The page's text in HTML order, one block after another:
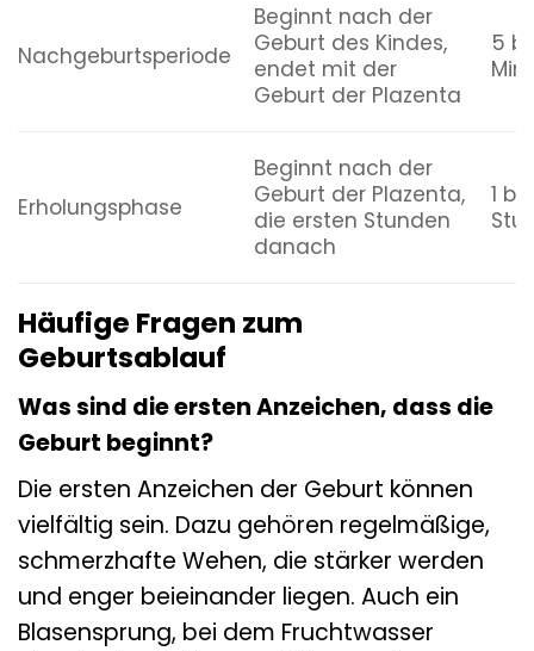
Nachgeburtsperiode
Beginnt nach der
Geburt des Kindes,
endet mit der
Geburt der Plazenta
5
Erholungsphase
Beginnt nach der
Geburt der Plazenta,
die ersten Stunden
danach
1
Häufige Fragen zum
Geburtsablauf
Was sind die ersten Anzeichen, dass die
Geburt beginnt?
Die ersten Anzeichen der Geburt können
vielfältig sein. Dazu gehören regelmäßige,
schmerzhafte Wehen, die stärker werden
und enger beieinander liegen. Auch ein
Blasensprung, bei dem Fruchtwasser